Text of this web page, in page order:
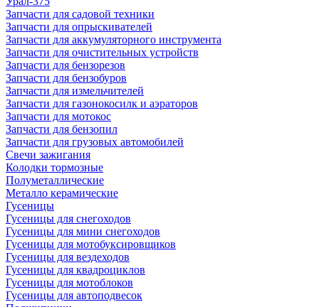
Запчасти для садовой техники
Запчасти для опрыскивателей
Запчасти для аккумуляторного инструмента
Запчасти для очистительных устройств
Запчасти для бензорезов
Запчасти для бензобуров
Запчасти для измельчителей
Запчасти для газонокосилк и аэраторов
Запчасти для мотокос
Запчасти для бензопил
Запчасти для грузовых автомобилей
Свечи зажигания
Колодки тормозные
Полуметаллические
Металло керамические
Гусеницы
Гусеницы для снегоходов
Гусеницы для мини снегоходов
Гусеницы для мотобуксировщиков
Гусеницы для вездеходов
Гусеницы для квадроциклов
Гусеницы для мотоблоков
Гусеницы для автоподвесок